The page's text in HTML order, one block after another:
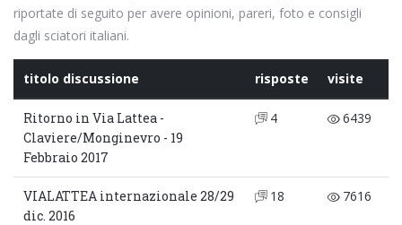
riportate di seguito per avere opinioni, pareri, foto e consigli
dagli sciatori italiani.
titolo discussione risposte visite
Ritorno in Via Lattea -
Claviere/Monginevro - 19
Febbraio 2017
4 6439
VIALATTEA internazionale 28/29
dic. 2016
18 7616